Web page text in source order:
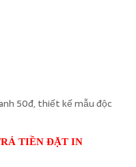
50đ, thiết kế mẫu độc
TIỀN ĐẶT IN